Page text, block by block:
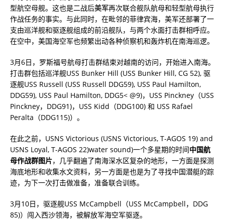
型航空母舰。这也是二战后美军再次联合舰队航母和轻型航母执行
作战任务的事实。与此同时，在毗邻的菲律宾海，美军还部署了一
支由巡洋舰和驱逐舰组成的前沿舰队，与两个水面打击群相呼应。
在空中，美国海空军也频繁出动各种侦察机和轰炸机在南海巡逻。
3月6日，罗斯福号航母打击群结束对越南的访问，开始进入南海。
打击群包括巡洋舰USS Bunker Hill (USS Bunker Hill, CG 52), 驱
逐舰USS Russell (USS Russell DDG59), USS Paul Hamilton,
DDG59), USS Paul Hamilton, DDG5< @9)，USS Pinckney（USS
Pinckney，DDG91)，USS Kidd（DDG100) 和 USS Rafael
Peralta（DDG115)）。
在此之前，USNS Victorious (USNS Victorious, T-AGOS 19) and
USNS Loyal, T-AGOS 22)water sound)一个多星期的时间中国航
母作战群图片，几乎翻遍了南海深水区复杂的地形，一方面是探测
海底地形和收集水文资料，另一方面是也是为了寻找中国潜艇的踪
迹，为下一次打击做准备，准备联合训练。
3月10日，驱逐舰USS McCampbell（USS McCampbell，DDG
85)）闯入西沙领海，被解放军海空军驱逐。